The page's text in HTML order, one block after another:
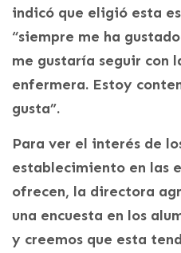
indicó que eligió esta
“siempre me ha
me gustaría seguir con
enfermera. Estoy
gusta”.
Para ver el interés de
establecimiento en las
ofrecen, la directora
una encuesta en los
y creemos que esta